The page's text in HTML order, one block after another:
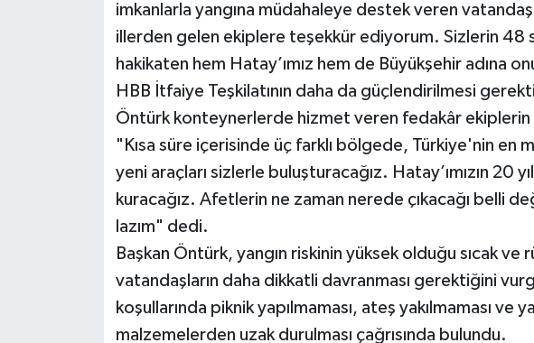
imkanlarla yangına müdahaleye destek veren
illerden gelen ekiplere teşekkür ediyorum. Sizlerin 48
hakikaten hem Hatay’ımız hem de Büyükşehir adına
HBB İtfaiye Teşkilatının daha da güçlendirilmesi
Öntürk konteynerlerde hizmet veren fedakâr ekiplerin
"Kısa süre içerisinde üç farklı bölgede, Türkiye'nin en
yeni araçları sizlerle buluşturacağız. Hatay’ımızın 20
kuracağız. Afetlerin ne zaman nerede çıkacağı belli
lazım" dedi.
Başkan Öntürk, yangın riskinin yüksek olduğu sıcak ve
vatandaşların daha dikkatli davranması gerektiğini
koşullarında piknik yapılmaması, ateş yakılmaması ve
malzemelerden uzak durulması çağrısında bulundu.